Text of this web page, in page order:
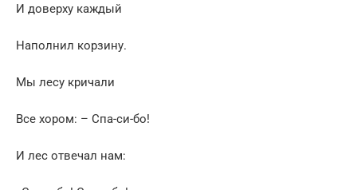
И доверху каждый
Наполнил корзину.
Мы лесу кричали
Все хором: – Спа-си-бо!
И лес отвечал нам: